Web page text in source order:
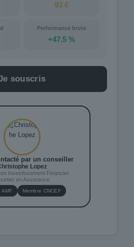
93 €
Performance brute
+47.5 %
souscris
par un conseiller
Lopez
Investissement Financier
en Assurance
AMF Membre CNCEF